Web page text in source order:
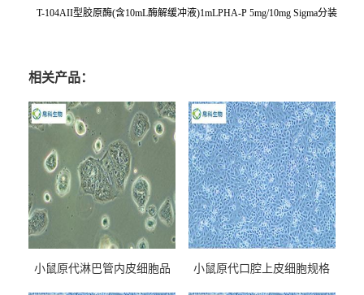
T-104AII型胶原酶(含10mL酶解缓冲液)1mLPHA-P 5mg/10mg Sigma分装
相关产品：
小鼠原代淋巴管内皮细胞品
小鼠原代口腔上皮细胞规格